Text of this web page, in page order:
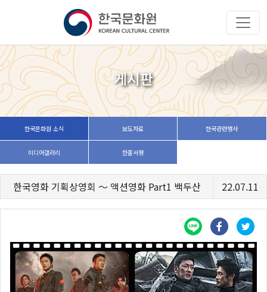
게시판
한국문화원 소식 보도자료 한국관련행사
미디어갤러리 한줄서평
한국영화 기획상영회 ～ 액션영화 Part1 백두산 22.07.11